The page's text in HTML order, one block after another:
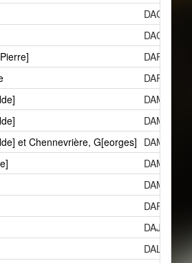
DAC
DACa
DAP
DAR
DAMc
DAMc
et Chennevrière, G[eorges] DAMc et
DAMa
DAMa
DAFa
DAJ
DAL